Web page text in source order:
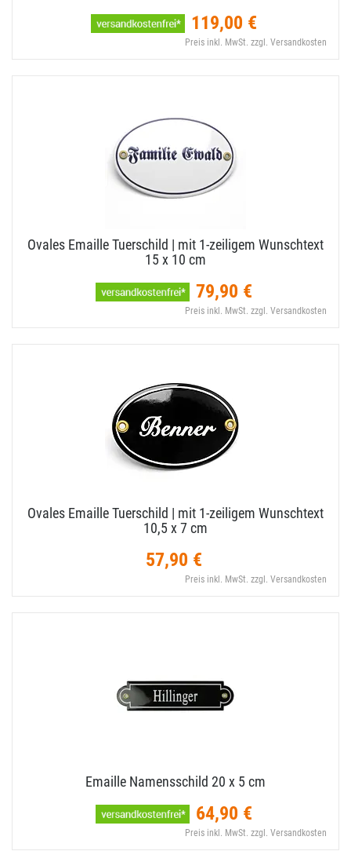
119,00 €
Preis inkl. MwSt. zzgl. Versandkosten
Ovales Emaille Tuerschild | mit 1-​zeiligem Wunschtext
15 x 10 cm
79,90 €
Preis inkl. MwSt. zzgl. Versandkosten
Ovales Emaille Tuerschild | mit 1-​zeiligem Wunschtext
10,​5 x 7 cm
57,90 €
Preis inkl. MwSt. zzgl. Versandkosten
Emaille Namensschild 20 x 5 cm
64,90 €
Preis inkl. MwSt. zzgl. Versandkosten